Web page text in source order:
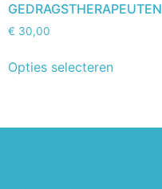
GEDRAGSTHERAPEUTEN
€ 30,00
Opties selecteren